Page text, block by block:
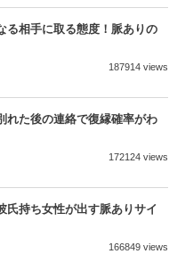
る相手に取る態度！脈ありの
187914 views
れた後の連絡で復縁確率がわ
172124 views
氏持ち女性が出す脈ありサイ
166849 views